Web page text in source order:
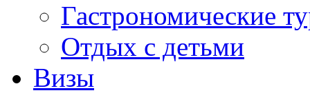
Гастрономические
Отдых с детьми
Визы